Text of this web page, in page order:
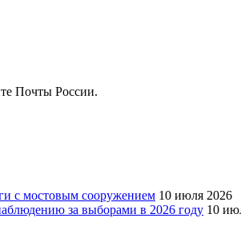
Почты России.
с мостовым сооружением 10 июля 2026
за выборами в 2026 году 10